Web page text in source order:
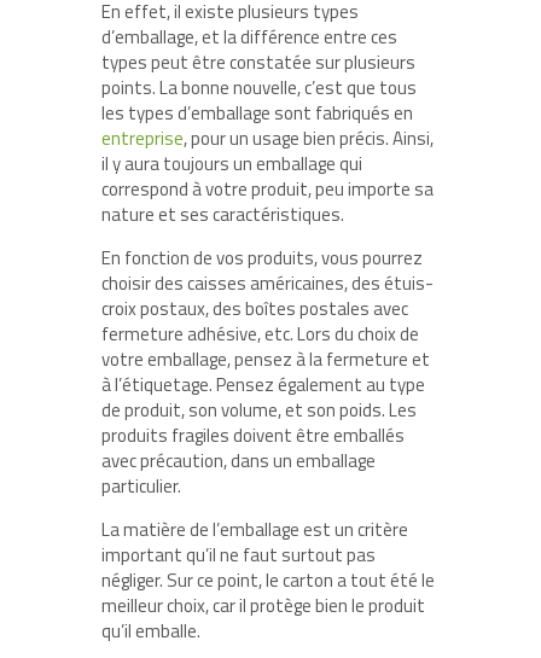
En effet, il existe plusieurs types
d’emballage, et la différence entre ces
types peut être constatée sur plusieurs
points. La bonne nouvelle, c’est que tous
les types d’emballage sont fabriqués en
entreprise, pour un usage bien précis. Ainsi,
il y aura toujours un emballage qui
correspond à votre produit, peu importe sa
nature et ses caractéristiques.
En fonction de vos produits, vous pourrez
choisir des caisses américaines, des étuis-
croix postaux, des boîtes postales avec
fermeture adhésive, etc. Lors du choix de
votre emballage, pensez à la fermeture et
à l’étiquetage. Pensez également au type
de produit, son volume, et son poids. Les
produits fragiles doivent être emballés
avec précaution, dans un emballage
particulier.
La matière de l’emballage est un critère
important qu’il ne faut surtout pas
négliger. Sur ce point, le carton a tout été le
meilleur choix, car il protège bien le produit
qu’il emballe.